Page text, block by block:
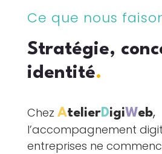
Ce que nous
Stratégie,
identité.
Chez AtelierDigiWeb,
l’accompagnement
entreprises ne